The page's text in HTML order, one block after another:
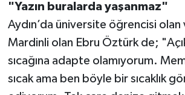
"Yazın buralarda yaşanmaz"
Aydın’da üniversite öğrencisi olan
Mardinli olan Ebru Öztürk de;
sıcağına adapte olamıyorum.
sıcak ama ben böyle bir sıcaklık